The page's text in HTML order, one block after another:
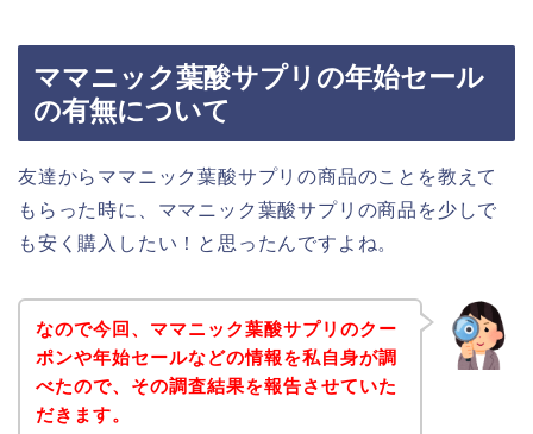
ママニック葉酸サプリの年始セール
の有無について
友達からママニック葉酸サプリの商品のことを教えて
もらった時に、ママニック葉酸サプリの商品を少しで
も安く購入したい！と思ったんですよね。
なので今回、ママニック葉酸サプリのクー
ポンや年始セールなどの情報を私自身が調
べたので、その調査結果を報告させていた
だきます。